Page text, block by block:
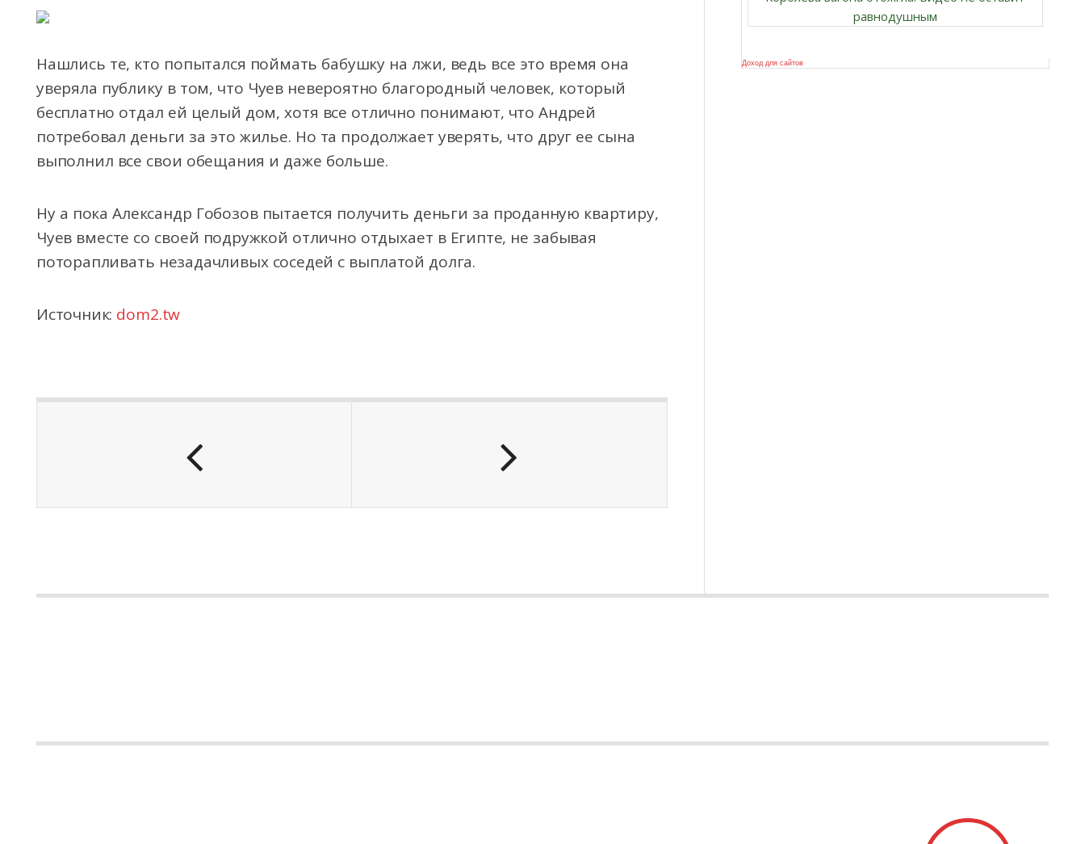
Нашлись те, кто попытался поймать бабушку на лжи, ведь все это время она
уверяла публику в том, что Чуев невероятно благородный человек, который
бесплатно отдал ей целый дом, хотя все отлично понимают, что Андрей
потребовал деньги за это жилье. Но та продолжает уверять, что друг ее сына
выполнил все свои обещания и даже больше.
Ну а пока Александр Гобозов пытается получить деньги за проданную квартиру,
Чуев вместе со своей подружкой отлично отдыхает в Египте, не забывая
поторапливать незадачливых соседей с выплатой долга.
Источник: dom2.tw
равнодушным
Доход для сайтов